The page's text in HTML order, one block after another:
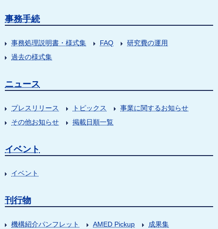
事務手続
事務処理説明書・様式集 FAQ
研究費の運用
過去の様式集
ニュース
プレスリリース トピックス
事業に関するお知らせ
その他お知らせ
掲載日順一覧
イベント
イベント
刊行物
機構紹介パンフレット AMED Pickup
成果集